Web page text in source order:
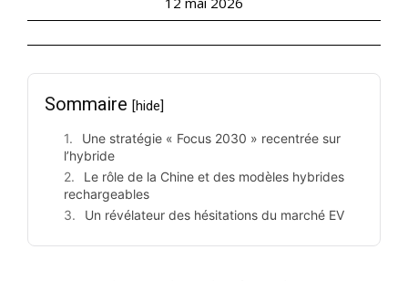
Sommaire [hide]
Une stratégie « Focus 2030 » recentrée sur
l’hybride
Le rôle de la Chine et des modèles hybrides
rechargeables
Un révélateur des hésitations du marché EV